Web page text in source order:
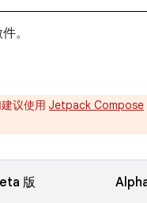
。
议使用 Jetpack Compose
版